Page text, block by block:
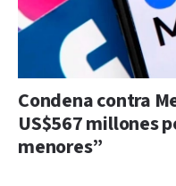
Condena contra
US$567 millones
menores”